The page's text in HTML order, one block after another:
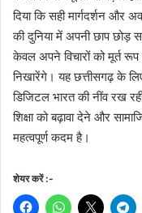
दिया कि सही मार्गदर्शन
की दुनिया में अपनी छाप
केवल अपने विचारों को मूर्त
निखारेंगे। यह छत्तीसगढ़ के लिए
डिजिटल भारत की नींव रख
शिक्षा को बढ़ावा देने और
महत्वपूर्ण कदम है।
शेयर करें :-